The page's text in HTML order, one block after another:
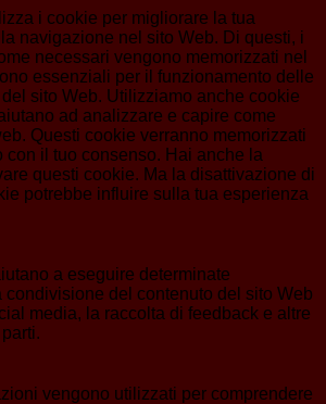
i cookie per migliorare la tua
navigazione nel sito Web. Di questi, i
necessari vengono memorizzati nel
essenziali per il funzionamento delle
sito Web. Utilizziamo anche cookie
ad analizzare e capire come
Questi cookie verranno memorizzati
con il tuo consenso. Hai anche la
questi cookie. Ma la disattivazione di
potrebbe influire sulla tua esperienza
a eseguire determinate
del contenuto del sito Web
media, la raccolta di feedback e altre
vengono utilizzati per comprendere